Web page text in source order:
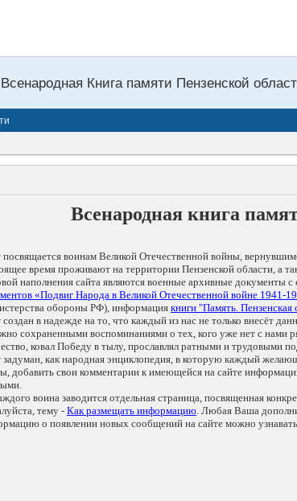
Книга памяти Пензенской
Всенародная книга
посвящается воинам Великой Отечественной войны,
время проживают на территории Пензенской области, а
наполнения сайта являются военные архивные документы с
«Подвиг Народа в Великой Отечественной войне 1941-
обороны РФ), информация книги "Память. Пензенская
создан в надежде на то, что каждый из нас не только внесёт
сохраненными воспоминаниями о тех, кого уже нет с нами
ковал Победу в тылу, прославлял ратными и трудовыми
задуман, как народная энциклопедия, в которую каждый
добавить свои комментарии к имеющейся на сайте
воина заводится отдельная страница, посвященная
тему - Как размещать информацию. Любая Ваша
о появлении новых сообщений на сайте можно